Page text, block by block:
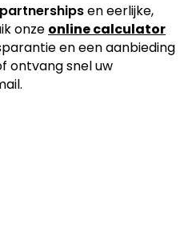
en eerlijke,
onze online calculator
en een aanbieding
ontvang snel uw